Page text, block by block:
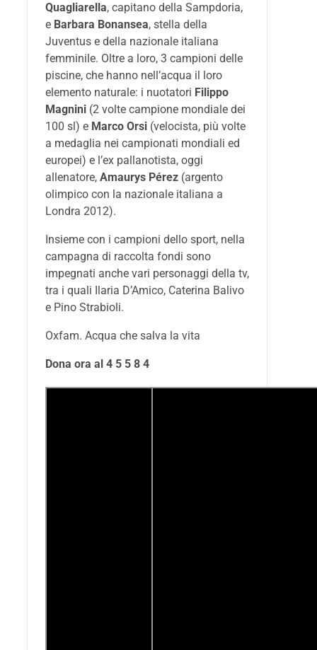
Quagliarella, capitano della Sampdoria,
e Barbara Bonansea, stella della
Juventus e della nazionale italiana
femminile. Oltre a loro, 3 campioni delle
piscine, che hanno nell’acqua il loro
elemento naturale: i nuotatori Filippo
Magnini (2 volte campione mondiale dei
100 sl) e Marco Orsi (velocista, più volte
a medaglia nei campionati mondiali ed
europei) e l’ex pallanotista, oggi
allenatore, Amaurys Pérez (argento
olimpico con la nazionale italiana a
Londra 2012).
Insieme con i campioni dello sport, nella
campagna di raccolta fondi sono
impegnati anche vari personaggi della tv,
tra i quali Ilaria D’Amico, Caterina Balivo
e Pino Strabioli.
Oxfam. Acqua che salva la vita
Dona ora al 4 5 5 8 4